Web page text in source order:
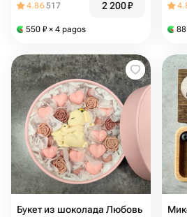
4.86517 2 200₽
550 ₽ × 4 pagos 88
Букет из шоколада Любовь